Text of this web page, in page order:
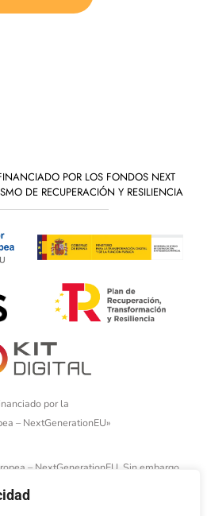
POR LOS FONDOS NEXT
DE RECUPERACIÓN Y RESILIENCIA
por la
– NextGenerationEU»
– NextGenerationEU. Sin embargo,
expresadas son únicamente los
necesariamente los de la Unión